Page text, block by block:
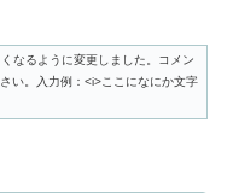
なるように変更しました。コメン
い。入力例：<i>ここになにか文字